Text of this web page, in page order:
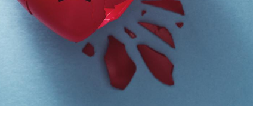
Cytomégalovirus : ce qui
change dans la prise en
charge des femmes
enceintes